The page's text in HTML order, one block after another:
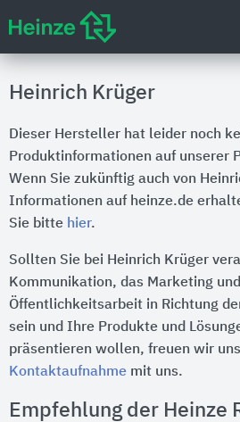
Heinrich Krüger
Dieser Hersteller hat leider noch
Produktinformationen auf unserer
Wenn Sie zukünftig auch von
Informationen auf heinze.de
Sie bitte hier.
Sollten Sie bei Heinrich Krüger
Kommunikation, das Marketing
Öffentlichkeitsarbeit in Richtung
sein und Ihre Produkte und
präsentieren wollen, freuen wir
Kontaktaufnahme mit uns.
Empfehlung der Heinze